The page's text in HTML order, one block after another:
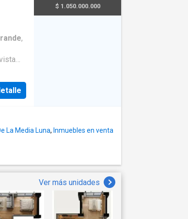
,
una
del
resort
$ 1.050.000.000
La Media Luna, Inmuebles en venta
Ver más unidades